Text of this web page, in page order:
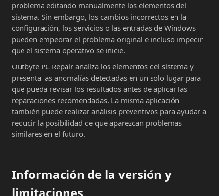
problema editando manualmente los elementos del
sistema. Sin embargo, los cambios incorrectos en la
configuración, los servicios o las entradas de Windows
pueden empeorar el problema original e incluso impedir
que el sistema operativo se inicie.
Outbyte PC Repair analiza los elementos del sistema y
presenta las anomalías detectadas en un solo lugar para
que pueda revisar los resultados antes de aplicar las
reparaciones recomendadas. La misma aplicación
también puede realizar análisis preventivos para ayudar a
reducir la posibilidad de que aparezcan problemas
similares en el futuro.
Información de la versión y
limitaciones